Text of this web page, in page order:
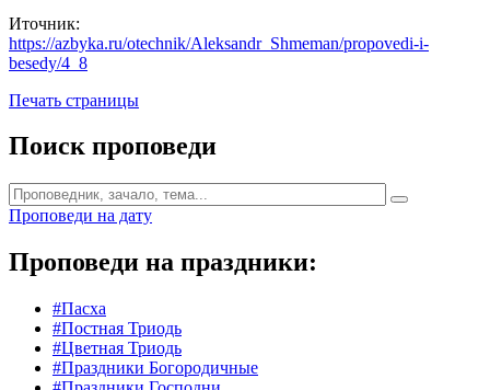
Иточник:
https://azbyka.ru/otechnik/Aleksandr_Shmeman/propovedi-i-
besedy/4_8
Печать страницы
Поиск проповеди
Проповеди на дату
Проповеди на праздники:
#Пасха
#Постная Триодь
#Цветная Триодь
#Праздники Богородичные